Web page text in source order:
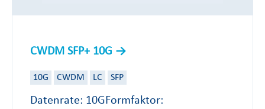
CWDM SFP+ 10G
10G CWDM LC SFP
Datenrate: 10GFormfaktor: